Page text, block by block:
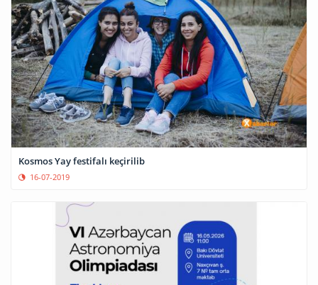
Kosmos Yay festifalı keçirilib
16-07-2019